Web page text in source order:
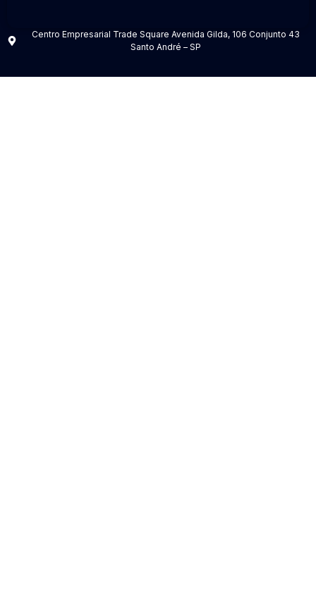
Centro Empresarial Trade Square Avenida Gilda, 106 Conjunto 43
Santo André – SP